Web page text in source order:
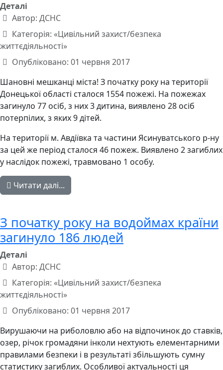
Деталі
Автор: ДСНС
Категорія: «Цивільний захист/безпека
життєдіяльності»
Опубліковано: 01 червня 2017
Шановні мешканці міста! З початку року на території
Донецької області сталося 1554 пожежі. На пожежах
загинуло 77 осіб, з них 3 дитина, виявлено 28 осіб
потерпілих, з яких 9 дітей.
На території м. Авдіївка та частини Ясинуватського р-ну
за цей же період сталося 46 пожеж. Виявлено 2 загиблих
у наслідок пожежі, травмовано 1 особу.
Читати далі...
З початку року на водоймах країни
загинуло 186 людей
Деталі
Автор: ДСНС
Категорія: «Цивільний захист/безпека
життєдіяльності»
Опубліковано: 01 червня 2017
Вирушаючи на риболовлю або на відпочинок до ставків,
озер, річок громадяни інколи нехтують елементарними
правилами безпеки і в результаті збільшують сумну
статистику загиблих. Особливої актуальності ця